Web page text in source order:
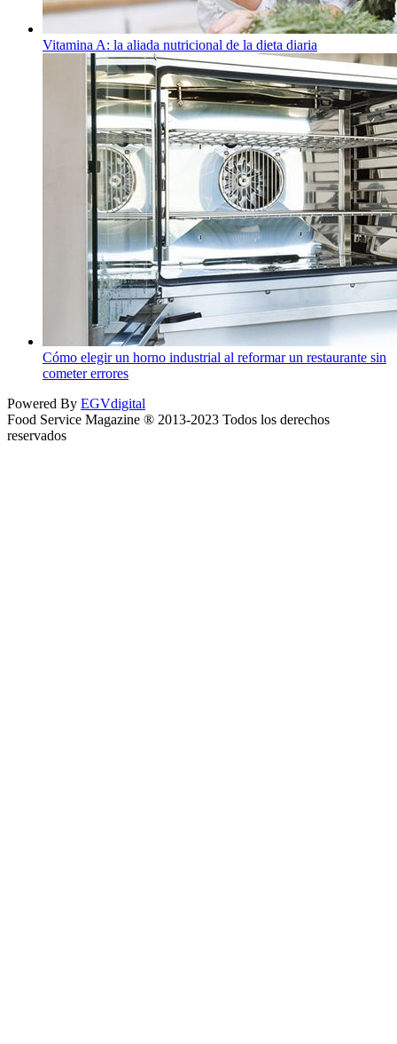
Vitamina A: la aliada nutricional de la dieta diaria
Cómo elegir un horno industrial al reformar un restaurante sin
cometer errores
Powered By EGVdigital
Food Service Magazine ® 2013-2023 Todos los derechos
reservados